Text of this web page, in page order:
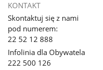
KONTAKT
Skontaktuj się z nami
pod numerem:
22 52 12 888
Infolinia dla Obywatela
222 500 126